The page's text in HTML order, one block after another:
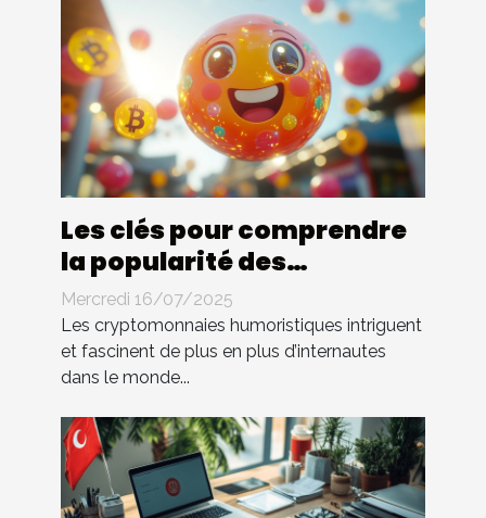
Les clés pour comprendre
la popularité des
cryptomonnaies
humoristiques
Mercredi 16/07/2025
Les cryptomonnaies humoristiques intriguent
et fascinent de plus en plus d’internautes
dans le monde...